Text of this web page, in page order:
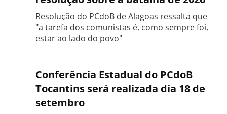
Resolução do PCdoB de Alagoas ressalta que
"a tarefa dos comunistas é, como sempre foi,
estar ao lado do povo"
Conferência Estadual do PCdoB
Tocantins será realizada dia 18 de
setembro